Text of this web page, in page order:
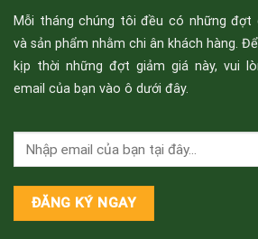
Mỗi tháng chúng tôi đều có những đợt
và sản phẩm nhằm chi ân khách hàng.
kịp thời những đợt giảm giá này, vui
email của bạn vào ô dưới đây.